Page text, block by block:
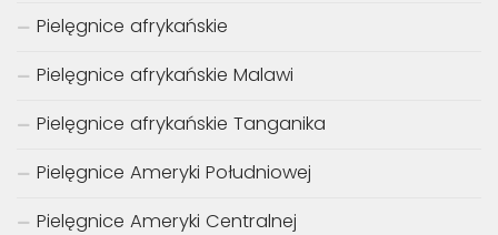
Pielęgnice afrykańskie
Pielęgnice afrykańskie Malawi
Pielęgnice afrykańskie Tanganika
Pielęgnice Ameryki Południowej
Pielęgnice Ameryki Centralnej